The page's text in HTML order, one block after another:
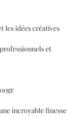
les idées créatives
et
incroyable finesse